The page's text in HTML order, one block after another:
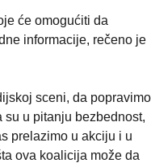
će omogućiti da
informacije, rečeno je
sceni, da popravimo
u pitanju bezbednost,
prelazimo u akciju i u
ova koalicija može da